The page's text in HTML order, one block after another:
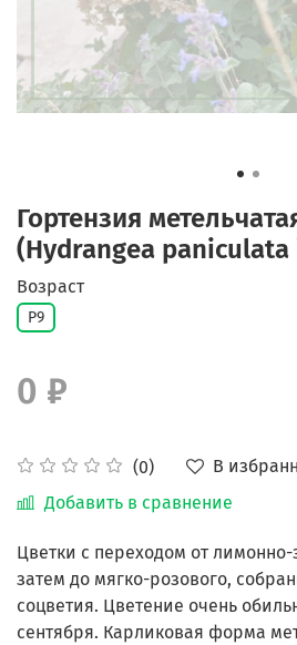
Гортензия
(Hydrangea paniculata
(0)
В
Добавить в сравнение
Возраст
Р9
0 ₽
Цветки с переходом от лимонно-
затем до мягко-розового,
соцветия. Цветение очень
сентября. Карликовая форма